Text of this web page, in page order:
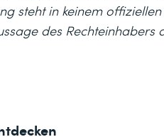
steht in keinem
des Rechteinhabers